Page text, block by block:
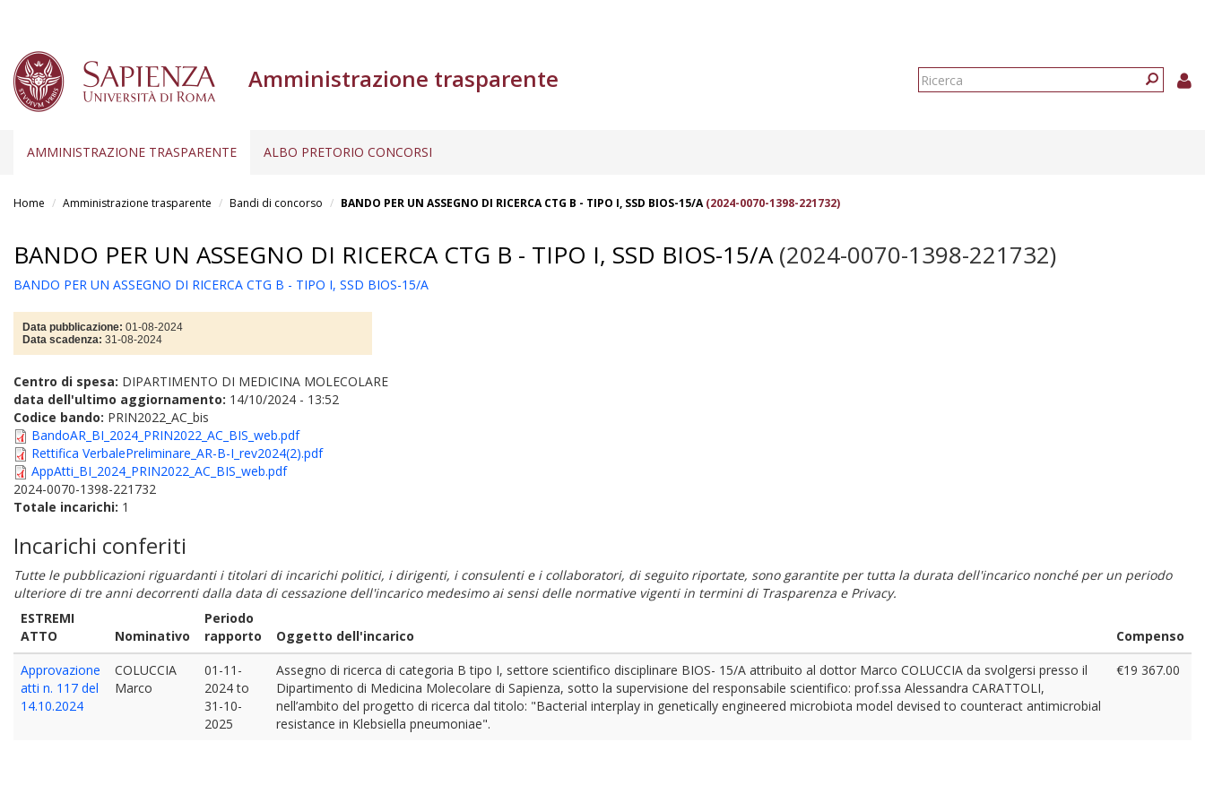
Amministrazione trasparente
Form
AMMINISTRAZIONE TRASPARENTE ALBO PRETORIO CONCORSI
Home Amministrazione trasparente Bandi di concorso BANDO PER UN ASSEGNO DI RICERCA CTG B - TIPO I, SSD BIOS-15/A(2024-0070-1398-221732)
BANDO PER UN ASSEGNO DI RICERCA CTG B - TIPO I, SSD BIOS-15/A(2024-0070-1398-221732)
BANDO PER UN ASSEGNO DI RICERCA CTG B - TIPO I, SSD BIOS-15/A
Data pubblicazione: 01-08-2024
Data scadenza: 31-08-2024
Centro di spesa: DIPARTIMENTO DI MEDICINA MOLECOLARE
data dell'ultimo aggiornamento: 14/10/2024 - 13:52
Codice bando: PRIN2022_AC_bis
BandoAR_BI_2024_PRIN2022_AC_BIS_web.pdf
Rettifica VerbalePreliminare_AR-B-I_rev2024(2).pdf
AppAtti_BI_2024_PRIN2022_AC_BIS_web.pdf
2024-0070-1398-221732
Totale incarichi: 1
Incarichi conferiti
Tutte le pubblicazioni riguardanti i titolari di incarichi politici, i dirigenti, i consulenti e i collaboratori, di seguito riportate, sono garantite per tutta la durata dell'incarico nonché per un periodo
ulteriore di tre anni decorrenti dalla data di cessazione dell'incarico medesimo ai sensi delle normative vigenti in termini di Trasparenza e Privacy.
ESTREMI
ATTO
Nominativo
Periodo
rapporto
Oggetto dell'incarico
Compenso
Approvazione
atti n. 117 del
14.10.2024
COLUCCIA
Marco
01-11-
2024to
31-10-
2025
Assegno di ricerca di categoria B tipo I, settore scientifico disciplinare BIOS- 15/A attribuito al dottor Marco COLUCCIA da svolgersi presso il
Dipartimento di Medicina Molecolare di Sapienza, sotto la supervisione del responsabile scientifico: prof.ssa Alessandra CARATTOLI,
nell’ambito del progetto di ricerca dal titolo: "Bacterial interplay in genetically engineered microbiota model devised to counteract antimicrobial
resistance in Klebsiella pneumoniae".
€19 367.00